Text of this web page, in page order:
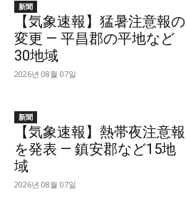
新聞
【気象速報】猛暑注意報の
変更 — 平昌郡の平地など
30地域
2026년 08월 07일
新聞
【気象速報】熱帯夜注意報
を発表 — 鎮安郡など15地
域
2026년 08월 07일